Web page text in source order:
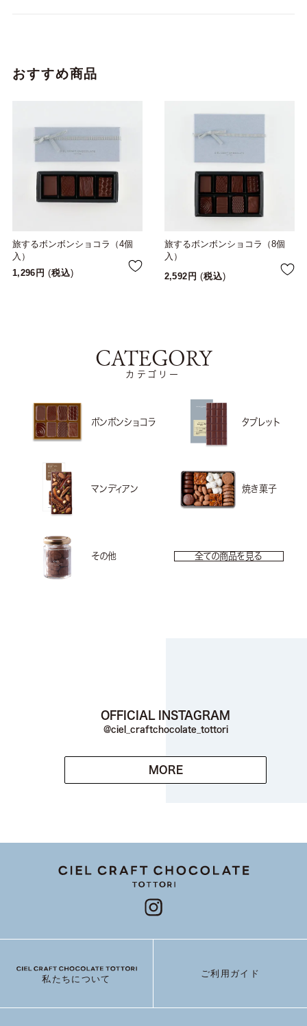
おすすめ商品
旅するボンボンショコラ（4個
入）
1,296
税込
旅するボンボンショコラ（8個
入）
2,592
税込
CATEGORY
カテゴリー
ボンボンショコラ タブレット
マンディアン 焼き菓子
その他 全ての商品を見る
OFFICIAL INSTAGRAM
@ciel_craftchocolate_tottori
MORE
私たちについて
ご利用ガイド